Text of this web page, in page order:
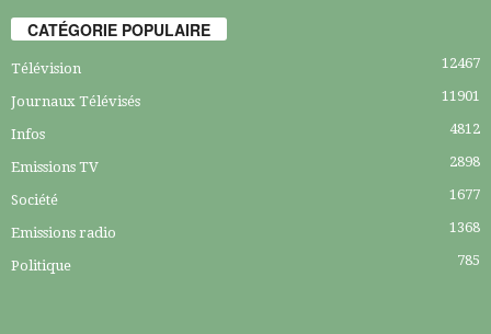
CATÉGORIE POPULAIRE
Télévision 12467
Journaux Télévisés 11901
Infos 4812
Emissions TV 2898
Société 1677
Emissions radio 1368
Politique 785